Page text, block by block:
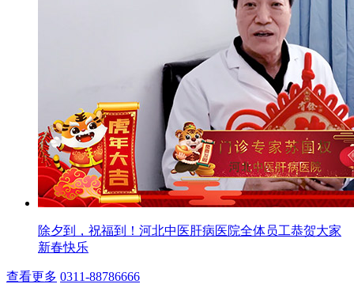
除夕到，祝福到！河北中医肝病医院全体员工恭贺大家
新春快乐
查看更多 0311-88786666